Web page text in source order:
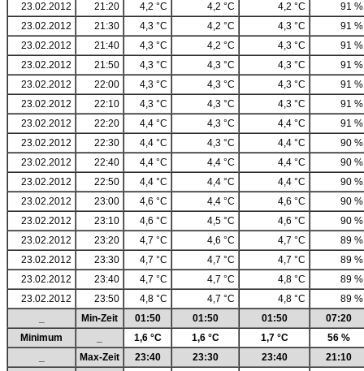
23.02.2012
21:20 4,2 °C 4,2 °C 4,2 °C
91 %
23.02.2012
21:30 4,3 °C 4,2 °C 4,3 °C
91 %
23.02.2012
21:40 4,3 °C 4,2 °C 4,3 °C
91 %
23.02.2012
21:50 4,3 °C 4,3 °C 4,3 °C
91 %
23.02.2012
22:00 4,3 °C 4,3 °C 4,3 °C
91 %
23.02.2012
22:10 4,3 °C 4,3 °C 4,3 °C
91 %
23.02.2012
22:20 4,4 °C 4,3 °C 4,4 °C
91 %
23.02.2012
22:30 4,4 °C 4,3 °C 4,4 °C
90 %
23.02.2012
22:40 4,4 °C 4,4 °C 4,4 °C
90 %
23.02.2012
22:50 4,4 °C 4,4 °C 4,4 °C
90 %
23.02.2012
23:00 4,6 °C 4,4 °C 4,6 °C
90 %
23.02.2012
23:10 4,6 °C 4,5 °C 4,6 °C
90 %
23.02.2012
23:20 4,7 °C 4,6 °C 4,7 °C
89 %
23.02.2012
23:30 4,7 °C 4,7 °C 4,7 °C
89 %
23.02.2012
23:40 4,7 °C 4,7 °C 4,8 °C
89 %
23.02.2012
23:50 4,8 °C 4,7 °C 4,8 °C
89 %
Min-Zeit 01:50 01:50 01:50
07:20
Minimum
1,6 °C 1,6 °C 1,7 °C
56 %
Max-Zeit 23:40 23:30 23:40 21:10